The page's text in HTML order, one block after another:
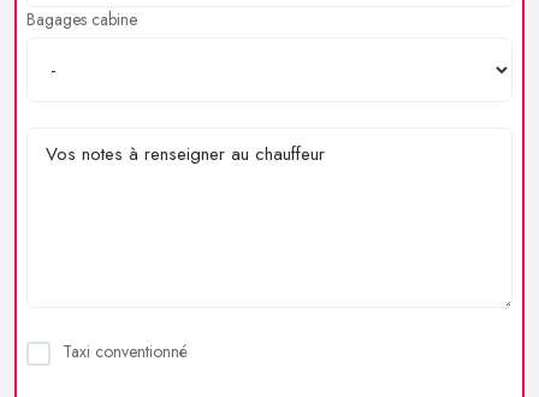
Bagages cabine
Taxi conventionné